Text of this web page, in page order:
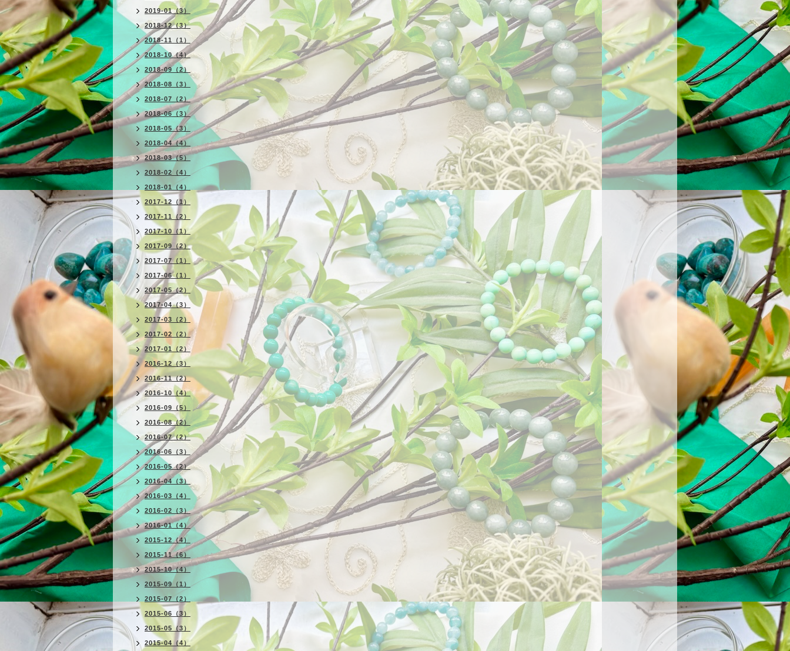
2019-01（3）
2018-12（3）
2018-11（1）
2018-10（4）
2018-09（2）
2018-08（3）
2018-07（2）
2018-06（3）
2018-05（3）
2018-04（4）
2018-03（5）
2018-02（4）
2018-01（4）
2017-12（1）
2017-11（2）
2017-10（1）
2017-09（2）
2017-07（1）
2017-06（1）
2017-05（2）
2017-04（3）
2017-03（2）
2017-02（2）
2017-01（2）
2016-12（3）
2016-11（2）
2016-10（4）
2016-09（5）
2016-08（2）
2016-07（2）
2016-06（3）
2016-05（2）
2016-04（3）
2016-03（4）
2016-02（3）
2016-01（4）
2015-12（4）
2015-11（6）
2015-10（4）
2015-09（1）
2015-07（2）
2015-06（3）
2015-05（3）
2015-04（4）